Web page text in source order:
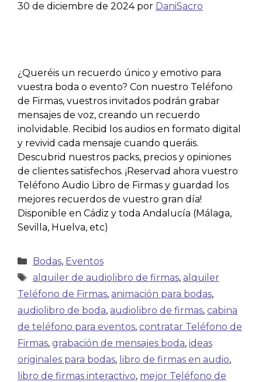
30 de diciembre de 2024 por DaniSacro
¿Queréis un recuerdo único y emotivo para
vuestra boda o evento? Con nuestro Teléfono
de Firmas, vuestros invitados podrán grabar
mensajes de voz, creando un recuerdo
inolvidable. Recibid los audios en formato digital
y revivid cada mensaje cuando queráis.
Descubrid nuestros packs, precios y opiniones
de clientes satisfechos. ¡Reservad ahora vuestro
Teléfono Audio Libro de Firmas y guardad los
mejores recuerdos de vuestro gran día!
Disponible en Cádiz y toda Andalucía (Málaga,
Sevilla, Huelva, etc)
Bodas, Eventos
alquiler de audiolibro de firmas, alquiler
Teléfono de Firmas, animación para bodas,
audiolibro de boda, audiolibro de firmas, cabina
de teléfono para eventos, contratar Teléfono de
Firmas, grabación de mensajes boda, ideas
originales para bodas, libro de firmas en audio,
libro de firmas interactivo, mejor Teléfono de